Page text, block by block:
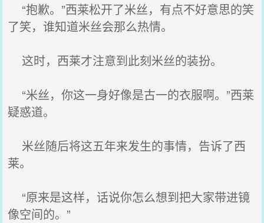
“抱歉。”西莱松开了米丝，有点不好意思的笑
了笑，谁知道米丝会那么热情。
这时，西莱才注意到此刻米丝的装扮。
“米丝，你这一身好像是古一的衣服啊。”西莱
疑惑道。
米丝随后将这五年来发生的事情，告诉了西
莱。
“原来是这样，话说你怎么想到把大家带进镜
像空间的。”